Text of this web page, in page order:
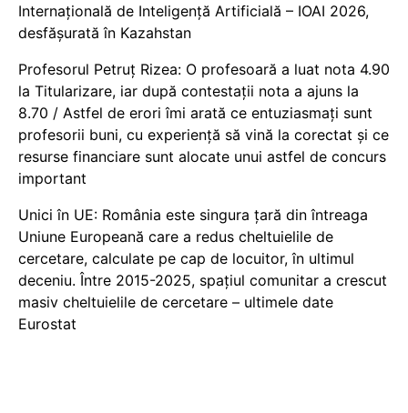
Internațională de Inteligență Artificială – IOAI 2026,
desfășurată în Kazahstan
Profesorul Petruț Rizea: O profesoară a luat nota 4.90
la Titularizare, iar după contestații nota a ajuns la
8.70 / Astfel de erori îmi arată ce entuziasmați sunt
profesorii buni, cu experiență să vină la corectat și ce
resurse financiare sunt alocate unui astfel de concurs
important
Unici în UE: România este singura țară din întreaga
Uniune Europeană care a redus cheltuielile de
cercetare, calculate pe cap de locuitor, în ultimul
deceniu. Între 2015-2025, spațiul comunitar a crescut
masiv cheltuielile de cercetare – ultimele date
Eurostat